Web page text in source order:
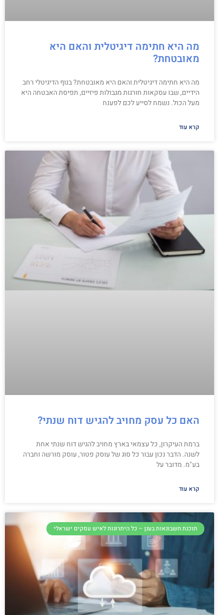
מה היא חתימה דיגיטלית והאם היא
מאובטחת?
מה היא חתימה דיגיטלית והאם היא מאובטחת? בנוף הדיגיטלי רחב
הידיים, שבו עסקאות חורגות מגבולות פיזיים, תפיסת האבטחה היא
מעל הכול. נשמח לסייע לכם לפענח
קרא עוד
האם כל עסק מחויב להגיש דוח שנתי?
ברמת העיקרון, כל עצמאי בארץ מחויב להגיש דוח שנתי אחת
לשנה. הדבר נכון עבור כל סוג של עוסק פטור, עוסק מורשה וחברה
בע"מ. מדובר על
קרא עוד
תוכנת חשבונאות בענן – כל היתרונות לאיש עסקים ישראלי